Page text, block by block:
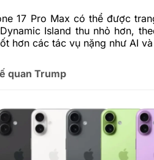
17 Pro Max có thể được
Island thu nhỏ hơn,
hơn các tác vụ nặng như AI
quan Trump